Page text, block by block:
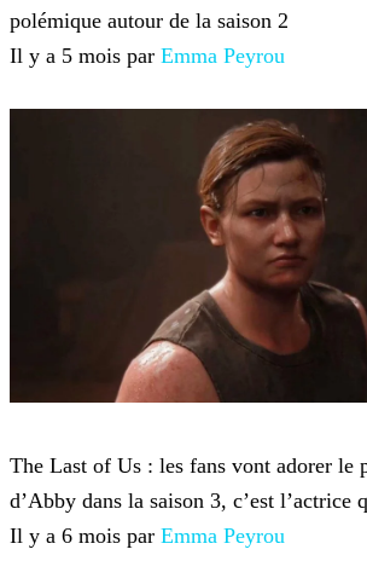
polémique autour de la saison 2
Il y a 5 mois par Emma Peyrou
The Last of Us : les fans vont adorer le
d’Abby dans la saison 3, c’est l’actrice
Il y a 6 mois par Emma Peyrou